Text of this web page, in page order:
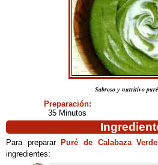
Sabroso y nutritivo
Preparación:
35 Minutos
Para preparar Puré de Calabaza Verde
ingredientes: